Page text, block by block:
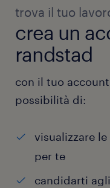
trova il tuo
crea un
randstad
con il tuo
possibilità di:
visualizzare
per te
candidarti